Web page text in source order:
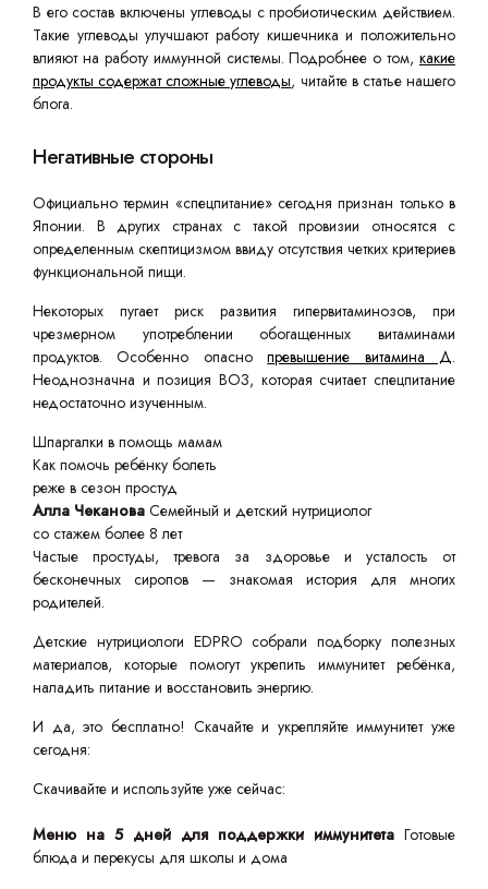
В его состав включены углеводы с пробиотическим действием.
Такие углеводы улучшают работу кишечника и положительно
влияют на работу иммунной системы. Подробнее о том, какие
продукты содержат сложные углеводы, читайте в статье нашего
блога.
Негативные стороны
Официально термин «спецпитание» сегодня признан только в
Японии. В других странах с такой провизии относятся с
определенным скептицизмом ввиду отсутствия четких критериев
функциональной пищи.
Некоторых пугает риск развития гипервитаминозов, при
чрезмерном употреблении обогащенных витаминами
продуктов. Особенно опаснопревышение витамина Д.
Неоднозначна и позиция ВОЗ, которая считает спецпитание
недостаточно изученным.
Шпаргалки в помощь мамам
Как помочь ребёнку болеть
реже в сезон простуд
Алла Чеканова Семейный и детский нутрициолог
со стажем более 8 лет
Частые простуды, тревога за здоровье и усталость от
бесконечных сиропов — знакомая история для многих
родителей.
Детские нутрициологи EDPRO собрали подборку полезных
материалов, которые помогут укрепить иммунитет ребёнка,
наладить питание и восстановить энергию.
И да, это бесплатно! Скачайте и укрепляйте иммунитет уже
сегодня:
Скачивайте и используйте уже сейчас:
Меню на 5 дней для поддержки иммунитета Готовые
блюда и перекусы для школы и дома